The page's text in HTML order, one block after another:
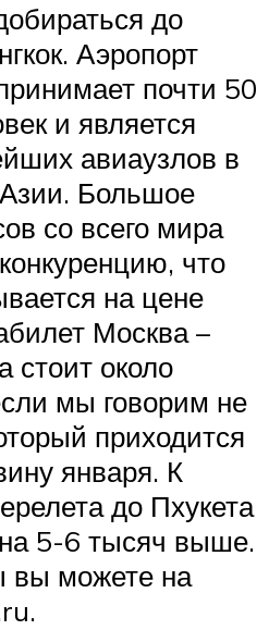
до
Аэропорт
почти 50
и является
авиаузлов в
Большое
со всего мира
что
на цене
Москва –
стоит около
мы говорим не
приходится
января. К
до Пхукета
5-6 тысяч выше.
вы можете на